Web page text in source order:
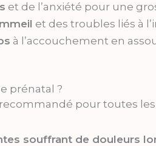
et de l’anxiété pour une
et des troubles liés à
à l’accouchement en
prénatal ?
pour toutes
souffrant de douleurs